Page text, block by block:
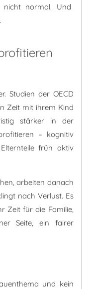
nicht normal. Und
Studien der OECD
Zeit mit ihrem Kind
stärker in der
– kognitiv
früh aktiv
arbeiten danach
nach Verlust. Es
Zeit für die Familie,
Seite, ein fairer
und kein